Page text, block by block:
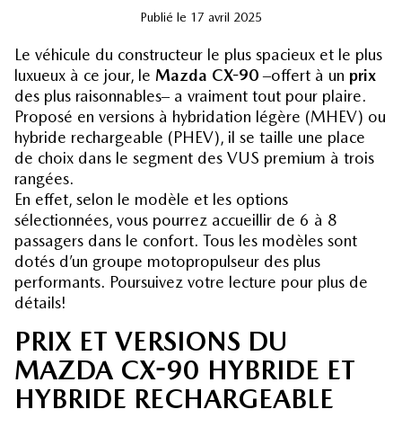
Publié le 17 avril 2025
Le véhicule du constructeur le plus spacieux et le plus
luxueux à ce jour, le Mazda CX-90‒offert à un prix
des plus raisonnables‒ a vraiment tout pour plaire.
Proposé en versions à hybridation légère (MHEV) ou
hybride rechargeable (PHEV), il se taille une place
de choix dans le segment des VUS premium à trois
rangées.
En effet, selon le modèle et les options
sélectionnées, vous pourrez accueillir de 6 à 8
passagers dans le confort. Tous les modèles sont
dotés d’un groupe motopropulseur des plus
performants. Poursuivez votre lecture pour plus de
détails!
PRIX ET VERSIONS DU
MAZDA CX-90 HYBRIDE ET
HYBRIDE RECHARGEABLE